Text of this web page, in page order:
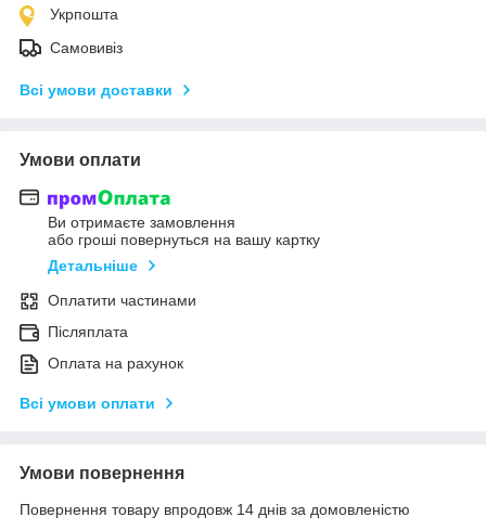
Укрпошта
Самовивіз
Всі умови доставки
Умови оплати
Ви отримаєте замовлення
або гроші повернуться на вашу картку
Детальніше
Оплатити частинами
Післяплата
Оплата на рахунок
Всі умови оплати
Умови повернення
Повернення товару впродовж 14 днів за домовленістю